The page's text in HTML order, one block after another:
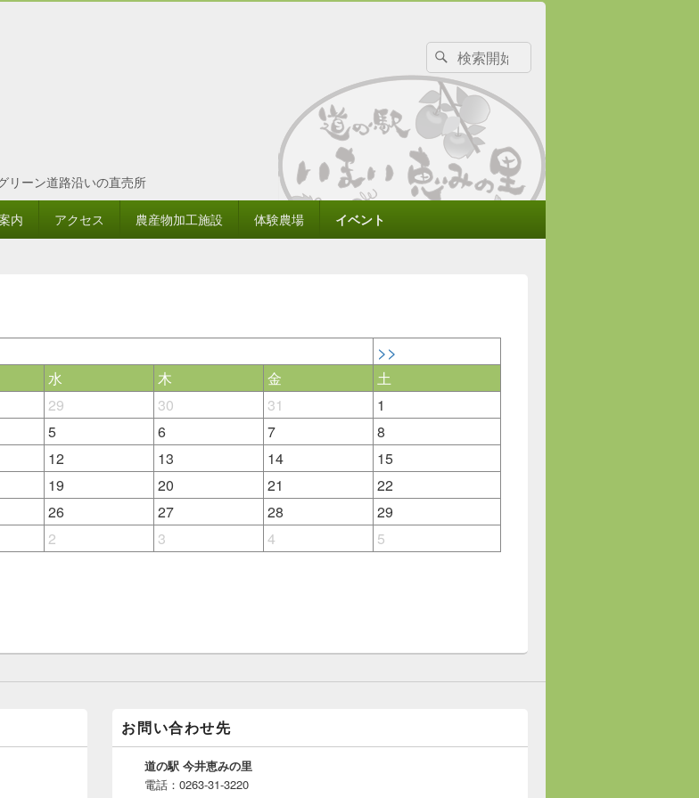
リーン道路沿いの直売所
検
索
対
象:
検
索
内 アクセス 農産物加工施設 体験農場 イベント
>>
水 木 金
土
29 30 31
1
5 6 7
8
12 13 14
15
19 20 21
22
26 27 28
29
2 3 4 5
お問い合わせ先
道の駅 今井恵みの里
電話：0263-31-3220